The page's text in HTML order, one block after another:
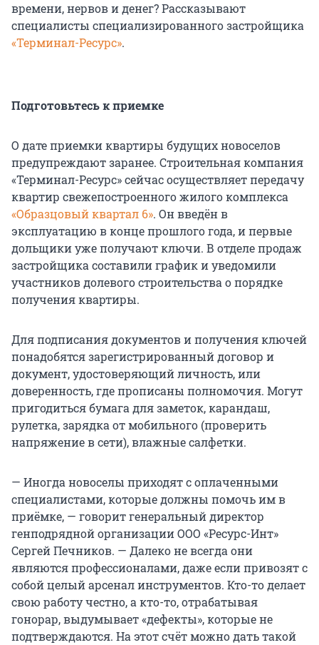
времени, нервов и денег? Рассказывают
специалисты специализированного застройщика
«Терминал-Ресурс».
Подготовьтесь к приемке
О дате приемки квартиры будущих новоселов
предупреждают заранее. Строительная компания
«Терминал-Ресурс» сейчас осуществляет передачу
квартир свежепостроенного жилого комплекса
«Образцовый квартал 6». Он введён в
эксплуатацию в конце прошлого года, и первые
дольщики уже получают ключи. В отделе продаж
застройщика составили график и уведомили
участников долевого строительства о порядке
получения квартиры.
Для подписания документов и получения ключей
понадобятся зарегистрированный договор и
документ, удостоверяющий личность, или
доверенность, где прописаны полномочия. Могут
пригодиться бумага для заметок, карандаш,
рулетка, зарядка от мобильного (проверить
напряжение в сети), влажные салфетки.
— Иногда новоселы приходят с оплаченными
специалистами, которые должны помочь им в
приёмке, — говорит генеральный директор
генподрядной организации ООО «Ресурс-Инт»
Сергей Печников. — Далеко не всегда они
являются профессионалами, даже если привозят с
собой целый арсенал инструментов. Кто-то делает
свою работу честно, а кто-то, отрабатывая
гонорар, выдумывает «дефекты», которые не
подтверждаются. На этот счёт можно дать такой